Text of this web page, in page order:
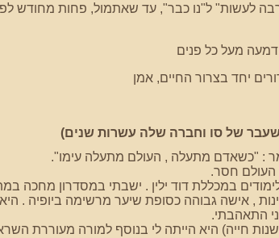
מעל כל פנים
יחד בצרור החיים, אמן
של סו וחברה שלה עשרות שנים)
: "כשאדם מתעלה , העולם מתעלה עימו".
העולם חסר.
, אישה גבוהה כסופת שיער מרשימה ביופיה .
התאהבתי.
מחצית שנות חייה) היא הייתה לי בנוסף למורה